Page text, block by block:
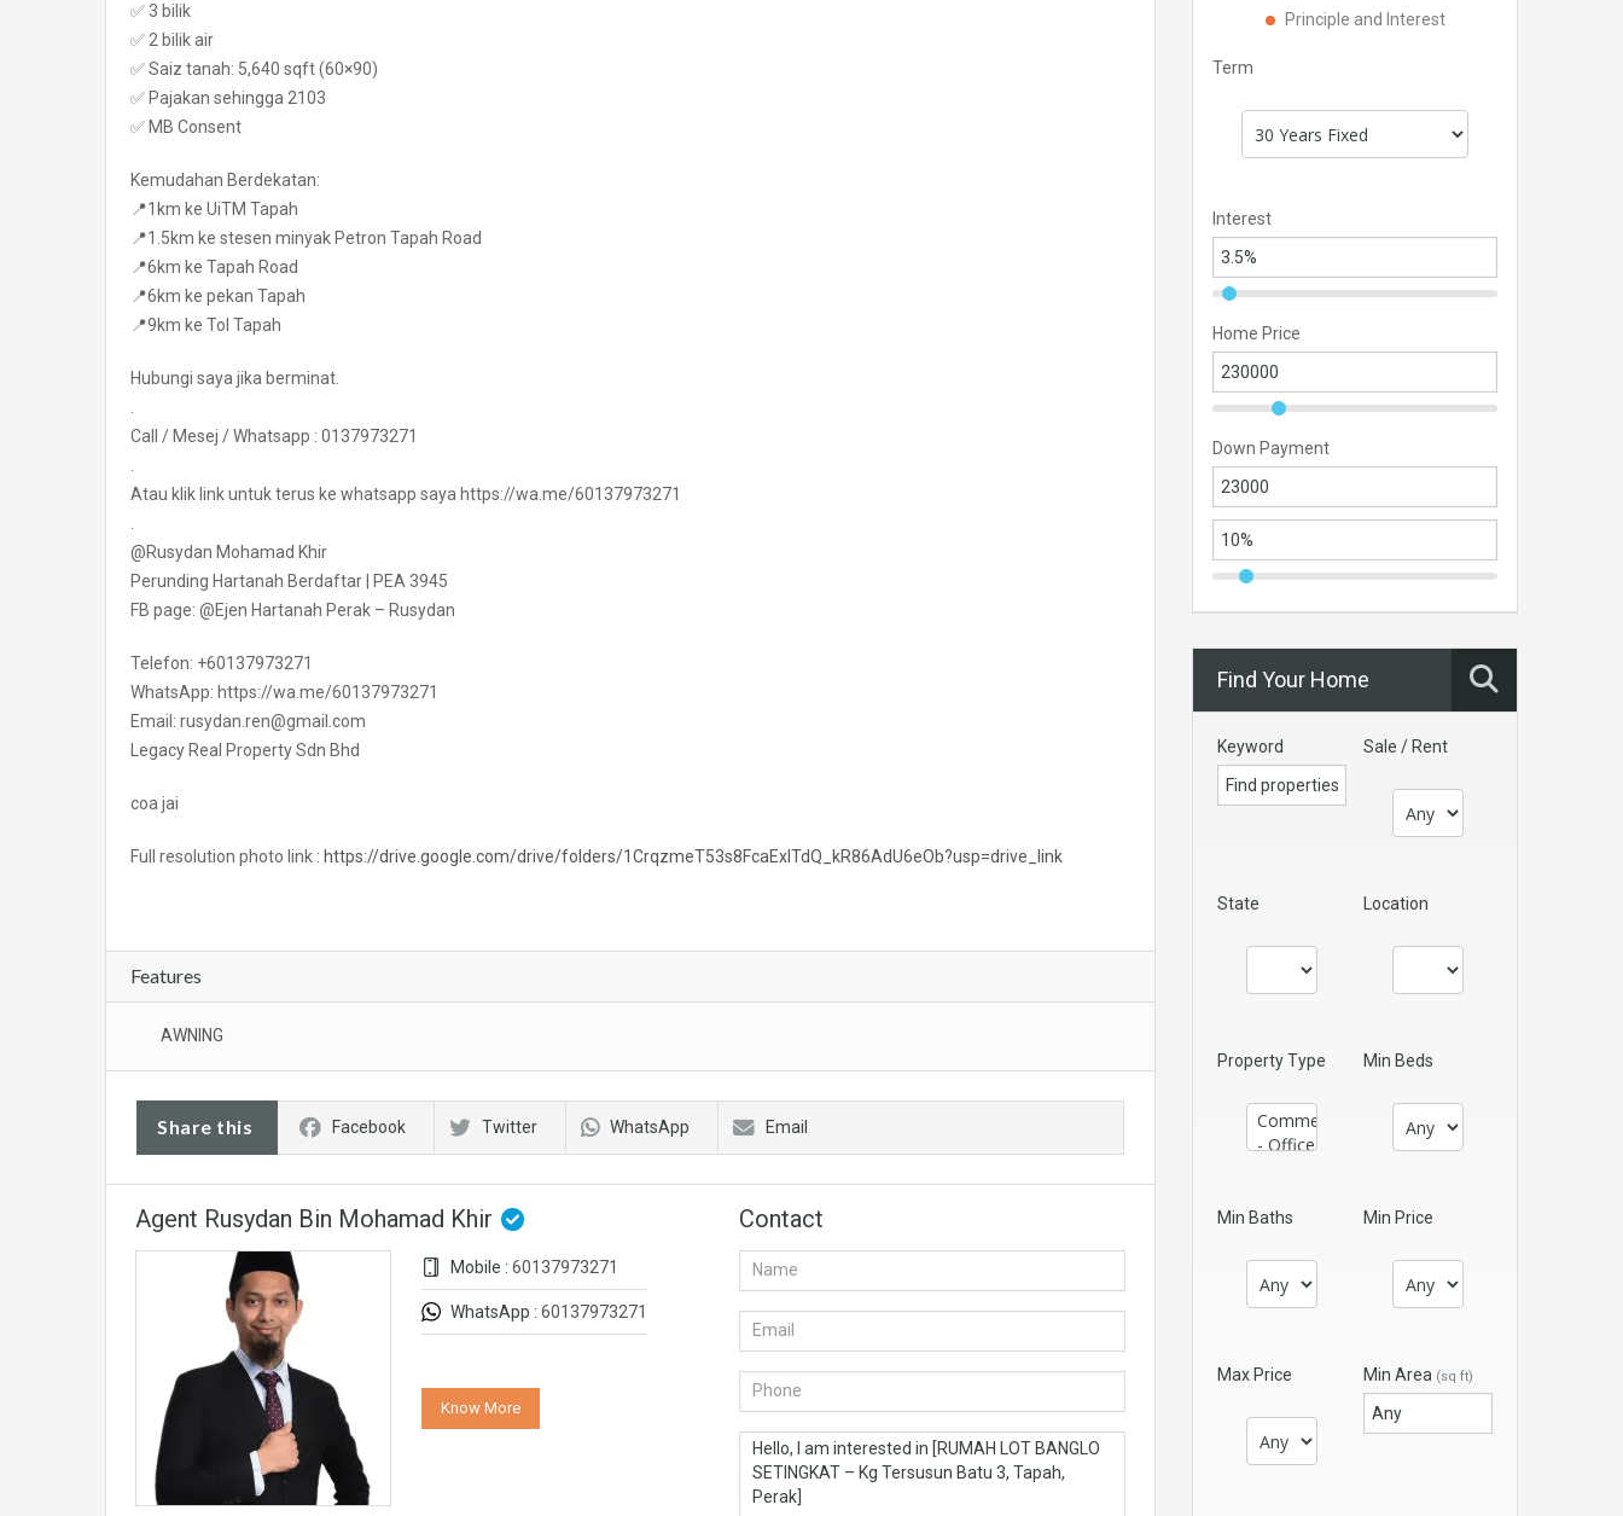
✅ 3 bilik
✅ 2 bilik air
✅ Saiz tanah: 5,640 sqft (60×90)
✅ Pajakan sehingga 2103
✅ MB Consent
Kemudahan Berdekatan:
📍1km ke UiTM Tapah
📍1.5km ke stesen minyak Petron Tapah Road
📍6km ke Tapah Road
📍6km ke pekan Tapah
📍9km ke Tol Tapah
Hubungi saya jika berminat.
.
Call / Mesej / Whatsapp : 0137973271
.
Atau klik link untuk terus ke whatsapp saya https://wa.me/60137973271
.
@Rusydan Mohamad Khir
Perunding Hartanah Berdaftar | PEA 3945
FB page: @Ejen Hartanah Perak – Rusydan
Telefon: +60137973271
WhatsApp: https://wa.me/60137973271
Email: rusydan.ren@gmail.com
Legacy Real Property Sdn Bhd
coa jai
Full resolution photo link : https://drive.google.com/drive/folders/1CrqzmeT53s8FcaExlTdQ_kR86AdU6eOb?usp=drive_link
Features
AWNING
Share this Facebook Twitter WhatsApp Email
Agent Rusydan Bin Mohamad Khir
Mobile : 60137973271
WhatsApp : 60137973271
Know More
Contact
Principle and Interest
Term
Interest
Home Price
Down Payment
Find Your Home
Keyword Sale / Rent
State Location
Property Type Min Beds
Min Baths Min Price
Max Price Min Area (sq ft)